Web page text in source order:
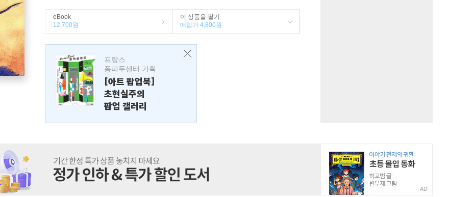
eBook
12,700원
이 상품을 팔기
매입가 4,800원
프랑스
퐁피두센터 기획
[아트 팝업북]
초현실주의
팝업 갤러리
AD